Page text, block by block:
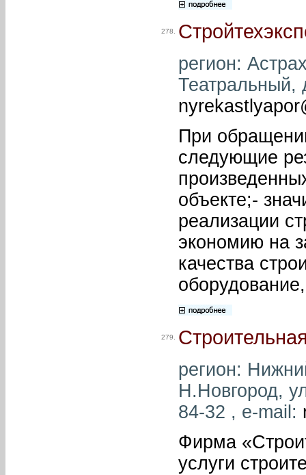
278.
регион:
Театральный,
При
следующие
объекте;-
реализации
экономию на
качества
279.
регион:
Н.Новгород,
84-32 , e-mail:
Фирма
услуги